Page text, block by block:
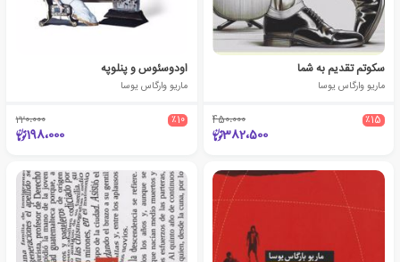
سکوتم تقدیم به شما
ماریو وارگاس یوسا
٪15 450،000
382،500
اودوسئوس و پنلوپه
ماریو وارگاس یوسا
٪10 220،000
198،000